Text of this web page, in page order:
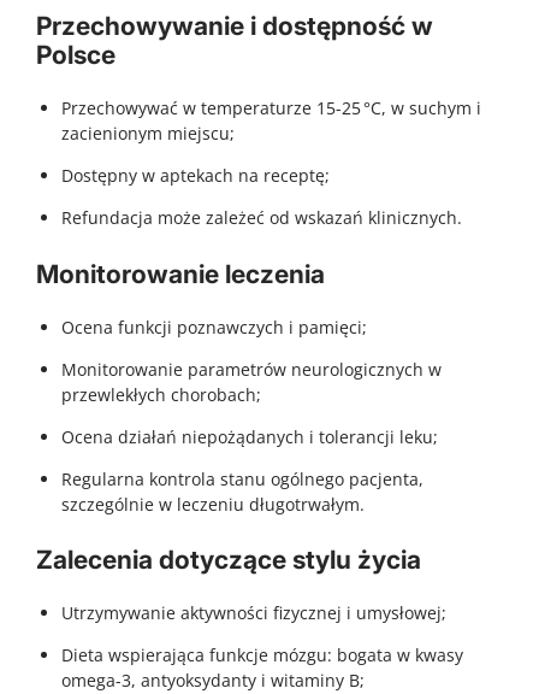
Przechowywanie i dostępność w
Polsce
Przechowywać w temperaturze 15-25 °C, w suchym i
zacienionym miejscu;
Dostępny w aptekach na receptę;
Refundacja może zależeć od wskazań klinicznych.
Monitorowanie leczenia
Ocena funkcji poznawczych i pamięci;
Monitorowanie parametrów neurologicznych w
przewlekłych chorobach;
Ocena działań niepożądanych i tolerancji leku;
Regularna kontrola stanu ogólnego pacjenta,
szczególnie w leczeniu długotrwałym.
Zalecenia dotyczące stylu życia
Utrzymywanie aktywności fizycznej i umysłowej;
Dieta wspierająca funkcje mózgu: bogata w kwasy
omega-3, antyoksydanty i witaminy B;